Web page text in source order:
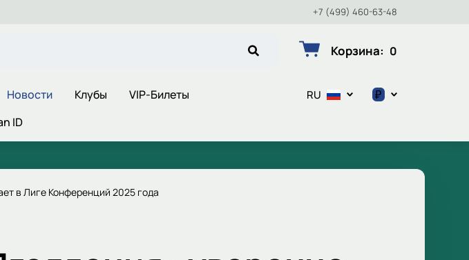
+7 (499) 460-63-48
Корзина: 0
Новости Клубы
VIP-Билеты
ID
RU ₽
в Лиге Конференций 2025 года